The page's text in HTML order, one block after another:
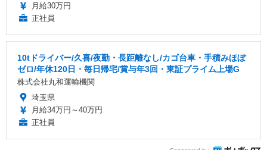
月給30万円
正社員
10tドライバー/久喜/夜勤・長距離なし/カゴ台車・手積みほぼ
ゼロ/年休120日・毎日帰宅/賞与年3回・東証プライム上場G
株式会社丸和運輸機関
埼玉県
月給34万円～40万円
正社員